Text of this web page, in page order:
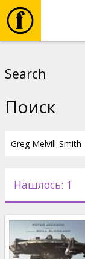
Новости
Подарки
Search
Поиск
Нашлось: 1